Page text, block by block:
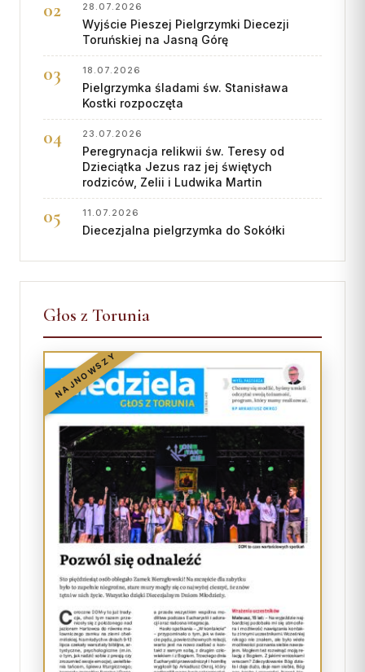
28.07.2026
Wyjście Pieszej Pielgrzymki Diecezji
Toruńskiej na Jasną Górę
18.07.2026
Pielgrzymka śladami św. Stanisława
Kostki rozpoczęta
23.07.2026
Peregrynacja relikwii św. Teresy od
Dzieciątka Jezus raz jej świętych
rodziców, Zelii i Ludwika Martin
11.07.2026
Diecezjalna pielgrzymka do Sokółki
Głos z Torunia
NAJNOWSZY